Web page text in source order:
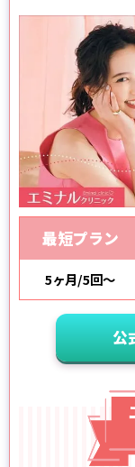
最短プラン
5ヶ月/5回～
公